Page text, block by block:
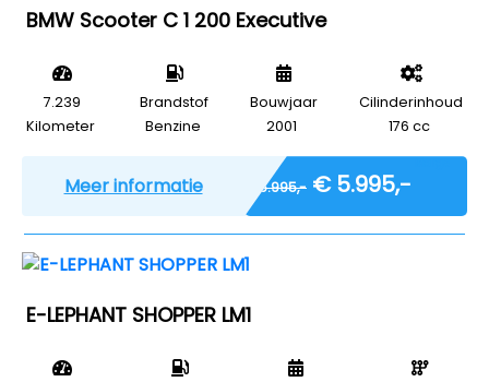
BMW Scooter C 1 200 Executive
7.239
Kilometer
Brandstof
Benzine
Bouwjaar
2001
Cilinderinhoud
176 cc
Meer informatie € 5.995,- € 5.995,-
E-LEPHANT SHOPPER LM1